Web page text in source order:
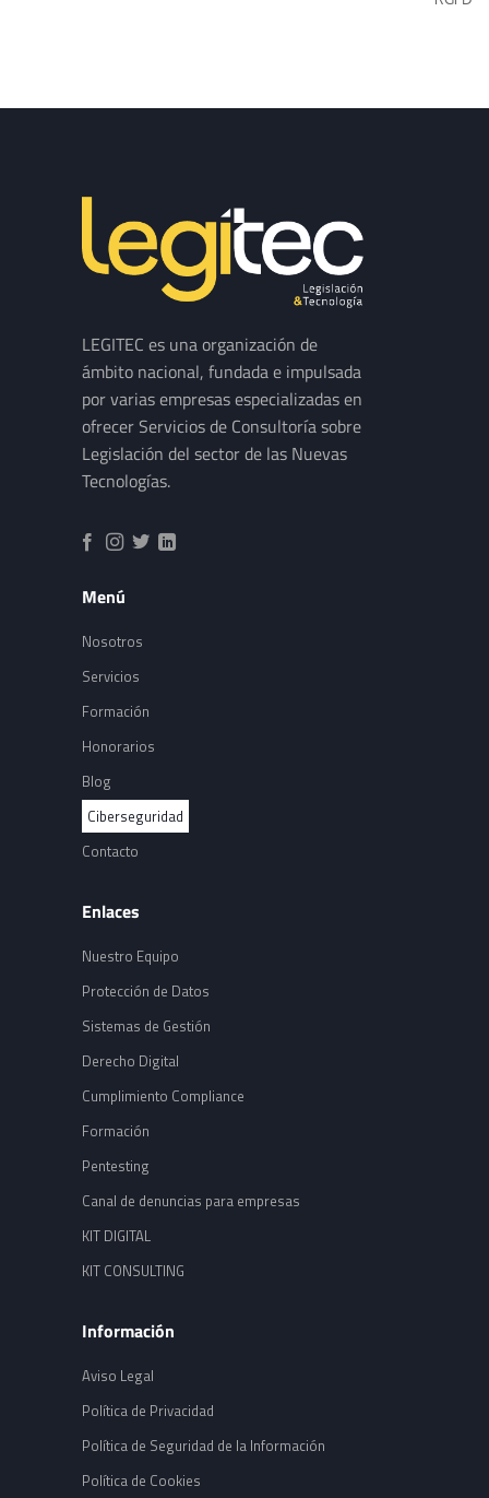
LEGITEC es una organización de
ámbito nacional, fundada e impulsada
por varias empresas especializadas en
ofrecer Servicios de Consultoría sobre
Legislación del sector de las Nuevas
Tecnologías.
Menú
Nosotros
Servicios
Formación
Honorarios
Blog
Ciberseguridad
Contacto
Enlaces
Nuestro Equipo
Protección de Datos
Sistemas de Gestión
Derecho Digital
Cumplimiento Compliance
Formación
Pentesting
Canal de denuncias para empresas
KIT DIGITAL
KIT CONSULTING
Información
Aviso Legal
Política de Privacidad
Política de Seguridad de la Información
Política de Cookies